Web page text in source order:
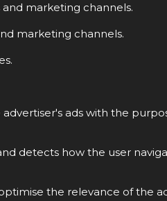
marketing channels.
marketing channels.
ads with the
detects how the user
the relevance of the